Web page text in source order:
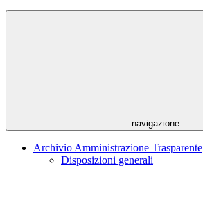
navigazione
Archivio Amministrazione Trasparente
Disposizioni generali